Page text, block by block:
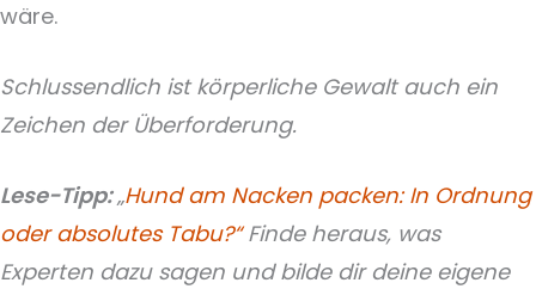
wäre.
Schlussendlich ist körperliche Gewalt auch ein
Zeichen der Überforderung.
Lese-Tipp:„Hund am Nacken packen: In Ordnung
oder absolutes Tabu?“Finde heraus, was
Experten dazu sagen und bilde dir deine eigene